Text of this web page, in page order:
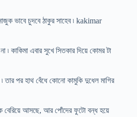
ভাবে চুদবে ঠাকুর সাহেব ৷ kakimar
৷ কাকিমা এবার সুখে সিতকার দিয়ে কোমর টা
পর হাথ বেঁধে কোনো কামুকি দুধেল মাগির
বেরিয়ে আসছে, আর পোঁদের ফুটো বন্ধ হয়ে